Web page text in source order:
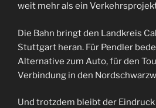
weit mehr als ein
Die Bahn bringt den Landkreis
Stuttgart heran. Für Pendler
Alternative zum Auto, für den
Verbindung in den
Und trotzdem bleibt der